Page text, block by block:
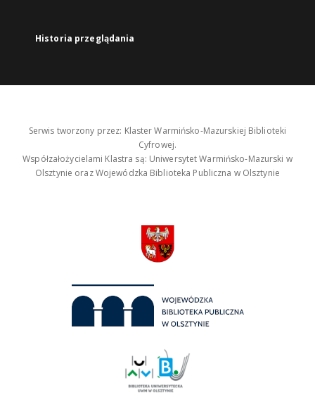
Historia przeglądania
Serwis tworzony przez: Klaster Warmińsko-Mazurskiej Biblioteki
Cyfrowej.
Współzałożycielami Klastra są: Uniwersytet Warmińsko-Mazurski w
Olsztynie oraz Wojewódzka Biblioteka Publiczna w Olsztynie